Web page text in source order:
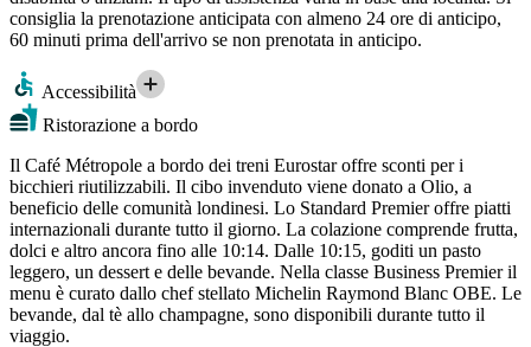
consiglia la prenotazione anticipata con almeno 24 ore di anticipo,
60 minuti prima dell'arrivo se non prenotata in anticipo.
Accessibilità
Ristorazione a bordo
Il Café Métropole a bordo dei treni Eurostar offre sconti per i
bicchieri riutilizzabili. Il cibo invenduto viene donato a Olio, a
beneficio delle comunità londinesi. Lo Standard Premier offre piatti
internazionali durante tutto il giorno. La colazione comprende frutta,
dolci e altro ancora fino alle 10:14. Dalle 10:15, goditi un pasto
leggero, un dessert e delle bevande. Nella classe Business Premier il
menu è curato dallo chef stellato Michelin Raymond Blanc OBE. Le
bevande, dal tè allo champagne, sono disponibili durante tutto il
viaggio.